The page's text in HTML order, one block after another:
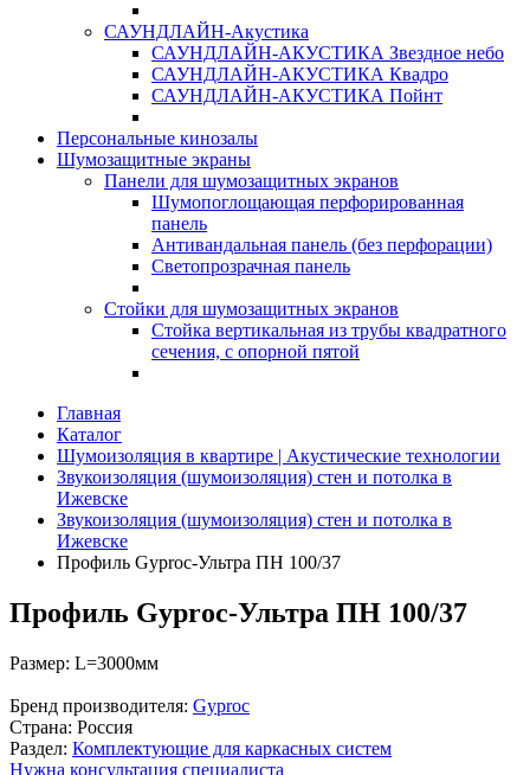
САУНДЛАЙН-Акустика
САУНДЛАЙН-АКУСТИКА Звездное небо
САУНДЛАЙН-АКУСТИКА Квадро
САУНДЛАЙН-АКУСТИКА Пойнт
Персональные кинозалы
Шумозащитные экраны
Панели для шумозащитных экранов
Шумопоглощающая перфорированная
панель
Антивандальная панель (без перфорации)
Светопрозрачная панель
Стойки для шумозащитных экранов
Стойка вертикальная из трубы квадратного
сечения, с опорной пятой
Главная
Каталог
Шумоизоляция в квартире | Акустические технологии
Звукоизоляция (шумоизоляция) стен и потолка в
Ижевске
Звукоизоляция (шумоизоляция) стен и потолка в
Ижевске
Профиль Gyproc-Ультра ПН 100/37
Профиль Gyproc-Ультра ПН 100/37
Размер: L=3000мм
Бренд производителя: Gyproc
Страна: Россия
Раздел: Комплектующие для каркасных систем
Нужна консультация специалиста